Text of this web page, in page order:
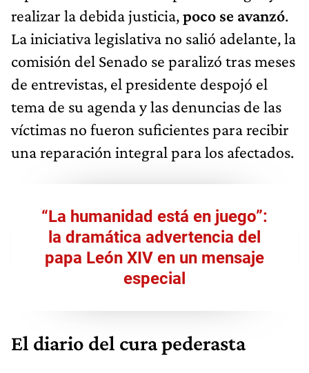
realizar la debida justicia,poco se avanzó.
La iniciativa legislativa no salió adelante, la
comisión del Senado se paralizó tras meses
de entrevistas, el presidente despojó el
tema de su agenda y las denuncias de las
víctimas no fueron suficientes para recibir
una reparación integral para los afectados.
“La humanidad está en juego”:
la dramática advertencia del
papa León XIV en un mensaje
especial
El diario del cura pederasta